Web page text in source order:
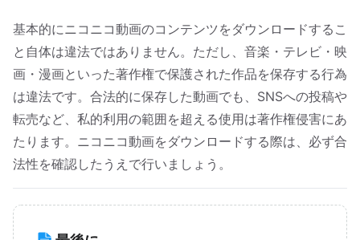
基本的にニコニコ動画のコンテンツをダウンロードするこ
と自体は違法ではありません。ただし、音楽・テレビ・映
画・漫画といった著作権で保護された作品を保存する行為
は違法です。合法的に保存した動画でも、SNSへの投稿や
転売など、私的利用の範囲を超える使用は著作権侵害にあ
たります。ニコニコ動画をダウンロードする際は、必ず合
法性を確認したうえで行いましょう。